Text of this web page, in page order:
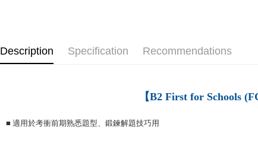
Description Specification Recommendations
【B2 First for Schools
■適用於考衝前期熟悉題型、鍛鍊解題技巧用